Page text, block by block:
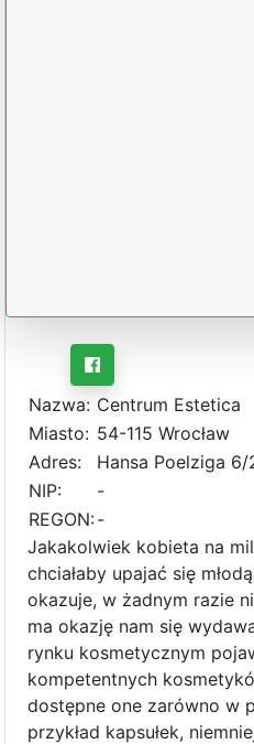
Nazwa: Centrum Estetica
Miasto: 54-115 Wrocław
Adres:
Hansa Poelziga 6/
NIP:
-
REGON:-
Jakakolwiek kobieta na
chciałaby upajać się
okazuje, w żadnym razie
ma okazję nam się
rynku kosmetycznym
kompetentnych
dostępne one zarówno w
przykład kapsułek,